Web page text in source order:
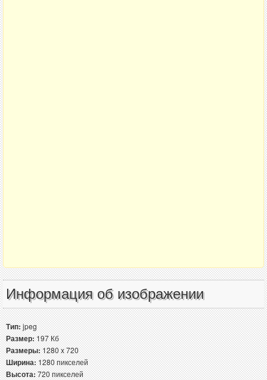
Информация об изображении
Тип:jpeg
Размер:197 Кб
Размеры:1280 x 720
Ширина:1280 пикселей
Высота:720 пикселей